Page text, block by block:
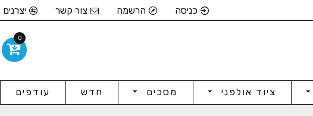
כניסה הרשמה צור קשר יצרנים
ציוד אולפני מסכים חדש עודפים
0